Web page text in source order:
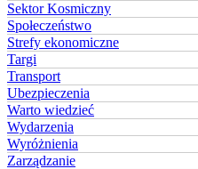
Sektor Kosmiczny
Społeczeństwo
Strefy ekonomiczne
Targi
Transport
Ubezpieczenia
Warto wiedzieć
Wydarzenia
Wyróżnienia
Zarządzanie